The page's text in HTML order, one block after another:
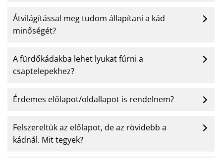
Átvilágítással meg tudom állapítani a kád
minőségét?
A fürdőkádakba lehet lyukat fúrni a
csaptelepekhez?
Érdemes előlapot/oldallapot is rendelnem?
Felszereltük az előlapot, de az rövidebb a
kádnál. Mit tegyek?